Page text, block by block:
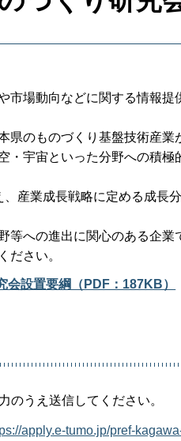
場動向などに関する情報
のものづくり基盤技術産
・宇宙といった分野への積
産業成長戦略に定める成長
への進出に関心のある企
ださい。
会設置要綱（PDF：187KB）
のうえ送信してください。
apply.e-tumo.jp/pref-